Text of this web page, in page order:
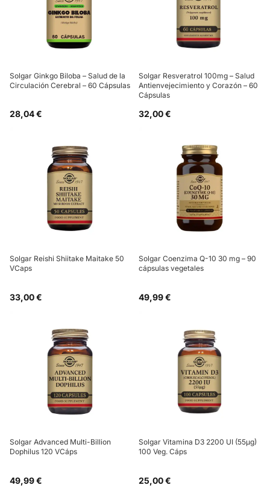
Solgar Ginkgo Biloba – Salud de la
Circulación Cerebral – 60 Cápsulas
28,04 €
Solgar Resveratrol 100mg – Salud
Antienvejecimiento y Corazón – 60
Cápsulas
32,00 €
Solgar Reishi Shiitake Maitake 50
VCaps
33,00 €
Solgar Coenzima Q-10 30 mg – 90
cápsulas vegetales
49,99 €
Solgar Advanced Multi-Billion
Dophilus 120 VCáps
49,99 €
Solgar Vitamina D3 2200 UI (55µg)
100 Veg. Cáps
25,00 €